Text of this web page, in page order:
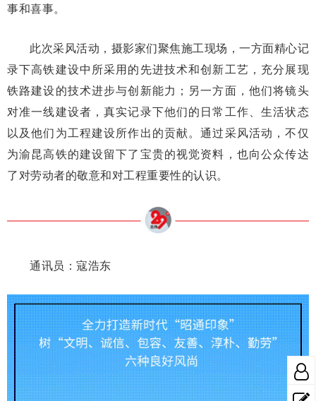
事和喜事。
此次采风活动，摄影家们聚焦施工现场，一方面精心记
录下高铁建设中所采用的先进技术和创新工艺，充分展现
铁路建设的技术进步与创新能力；另一方面，他们将镜头
对准一线建设者，真实记录下他们的日常工作、生活状态
以及他们为工程建设所作出的贡献。通过采风活动，不仅
为渝昆高铁的建设留下了宝贵的视觉资料，也向公众传达
了对劳动者的敬意和对工程重要性的认识。
通讯员：寇浩东